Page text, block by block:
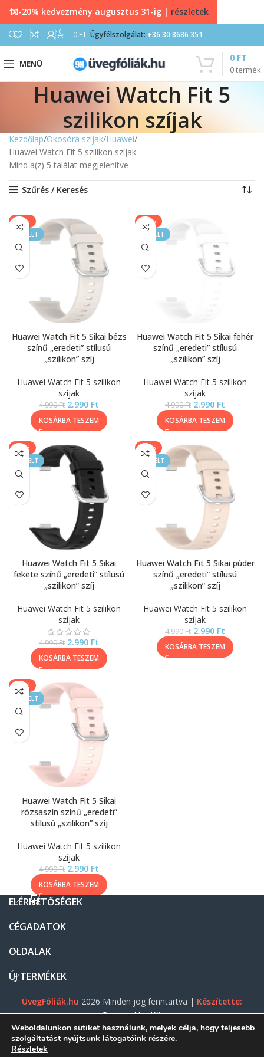
0 0 FT Ügyfélszolgálat: +36 30 8686 351
MENÜ
0termék
0 FT
Huawei Watch Fit 5
szilikon szíjak
Kezdőlap Okosóra szíjak Huawei
Huawei Watch Fit 5 szilikon szíjak
Mind a(z) 5 találat megjelenítve
Szűrés / Keresés
-40%
KIEMELT
Huawei Watch Fit 5 Sikai bézs
színű „eredeti” stílusú
„szilikon” szíj
Huawei Watch Fit 5 szilikon
szíjak
4.990Ft 2.990 Ft
KOSÁRBA TESZEM
-40%
KIEMELT
Huawei Watch Fit 5 Sikai fehér
színű „eredeti” stílusú
„szilikon” szíj
Huawei Watch Fit 5 szilikon
szíjak
4.990Ft 2.990 Ft
KOSÁRBA TESZEM
-40%
KIEMELT
Huawei Watch Fit 5 Sikai
fekete színű „eredeti” stílusú
„szilikon” szíj
Huawei Watch Fit 5 szilikon
szíjak
4.990Ft 2.990 Ft
KOSÁRBA TESZEM
-40%
KIEMELT
Huawei Watch Fit 5 Sikai púder
színű „eredeti” stílusú
„szilikon” szíj
Huawei Watch Fit 5 szilikon
szíjak
4.990Ft 2.990 Ft
KOSÁRBA TESZEM
-40%
KIEMELT
Huawei Watch Fit 5 Sikai
rózsaszín színű „eredeti”
stílusú „szilikon” szíj
Huawei Watch Fit 5 szilikon
szíjak
4.990Ft 2.990 Ft
KOSÁRBA TESZEM
ELÉRHETŐSÉGEK
CÉGADATOK
OLDALAK
ÚJ TERMÉKEK
ÜvegFóliák.hu 2026 Minden jog fenntartva | Készítette:
Gasztro Net Kft.
10-20% kedvezmény augusztus 31-ig | részletek
Weboldalunkon sütiket használunk, melyek célja, hogy teljesebb
szolgáltatást nyújtsunk látogatóink részére.
Részletek